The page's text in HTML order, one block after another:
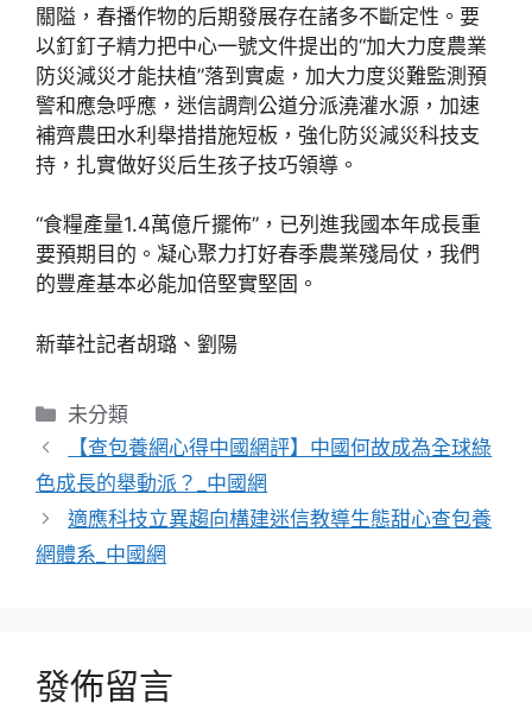
關隘，春播作物的后期發展存在諸多不斷定性。要
以釘釘子精力把中心一號文件提出的“加大力度農業
防災減災才能扶植”落到實處，加大力度災難監測預
警和應急呼應，迷信調劑公道分派澆灌水源，加速
補齊農田水利舉措措施短板，強化防災減災科技支
持，扎實做好災后生孩子技巧領導。
“食糧產量1.4萬億斤擺佈”，已列進我國本年成長重
要預期目的。凝心聚力打好春季農業殘局仗，我們
的豐產基本必能加倍堅實堅固。
新華社記者胡璐、劉陽
分
類
未分類
【查包養網心得中國網評】中國何故成為全球綠
色成長的舉動派？_中國網
適應科技立異趨向構建迷信教導生態甜心查包養
網體系_中國網
發佈留言